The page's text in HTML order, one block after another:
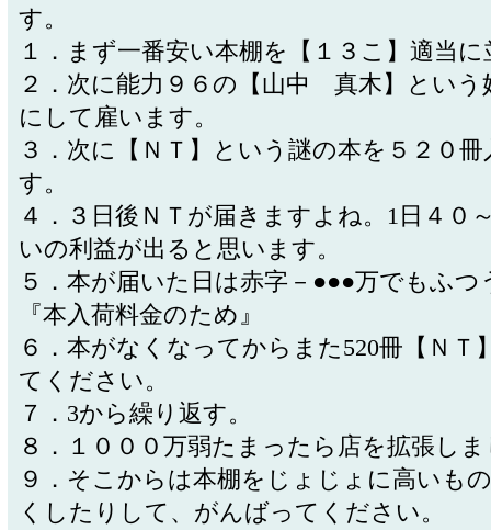
す。
１．まず一番安い本棚を【１３こ】適当
２．次に能力９６の【山中 真木】という
にして雇います。
３．次に【ＮＴ】という謎の本を５２０
す。
４．３日後ＮＴが届きますよね。1日４０
いの利益が出ると思います。
５．本が届いた日は赤字－●●●万でもふつ
『本入荷料金のため』
６．本がなくなってからまた520冊【ＮＴ
てください。
７．3から繰り返す。
８．１０００万弱たまったら店を拡張し
９．そこからは本棚をじょじょに高いも
くしたりして、がんばってください。